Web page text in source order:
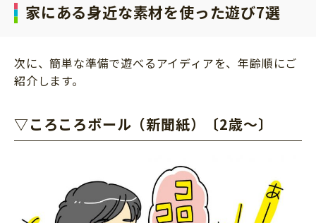
家にある身近な素材を使った遊び7選
次に、簡単な準備で遊べるアイディアを、年齢順にご
紹介します。
▽ころころボール（新聞紙）〔2歳～〕